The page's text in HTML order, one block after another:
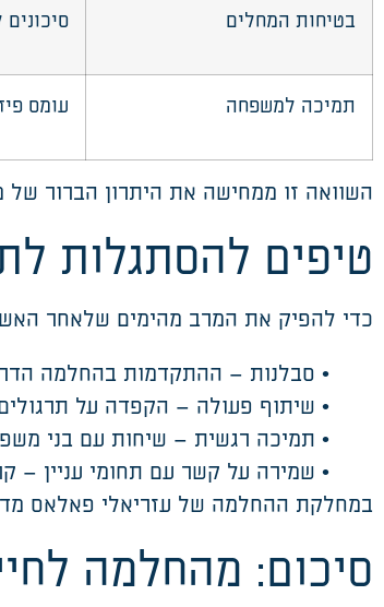
בטיחות המחלים
תמיכה למשפחה עומס
השוואה זו ממחישה את היתרון הברור של
טיפים להסתגלות
כדי להפיק את המרב מהימים שלאחר
• סבלנות – ההתקדמות בהחלמה
• שיתוף פעולה – הקפדה על
• תמיכה רגשית – שיחות עם בני
• שמירה על קשר עם תחומי עניין –
במחלקת ההחלמה של עזריאלי פאלאס
סיכום: מהחלמה